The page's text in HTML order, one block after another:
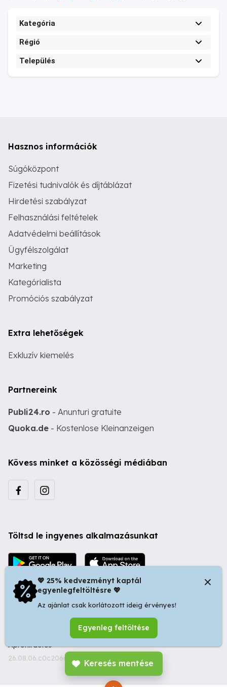
Keresés mentése
Kategória
Régió
Település
Hasznos információk
Súgóközpont
Fizetési tudnivalók és díjtáblázat
Hirdetési szabályzat
Felhasználási feltételek
Adatvédelmi beállítások
Ügyfélszolgálat
Marketing
Kategórialista
Promóciós szabályzat
Extra lehetőségek
Exkluzív kiemelés
Partnereink
Publi24.ro - Anunturi gratuite
Quoka.de - Kostenlose Kleinanzeigen
Kövess minket a közösségi médiában
Töltsd le ingyenes alkalmazásunkat
© 2026 Startapró S.R.L. | Bulevardul Dacia nr 34, Oradea
410346, Romania | Tax ID: RO44483373 -
Ingyenes
Apróhirdetés
26.08.06.c0c206c
💖 25% kedvezményt kaptál
egyenlegfeltöltésre 💖
Az ajánlat csak korlátozott ideig érvényes!
Egyenleg feltöltése